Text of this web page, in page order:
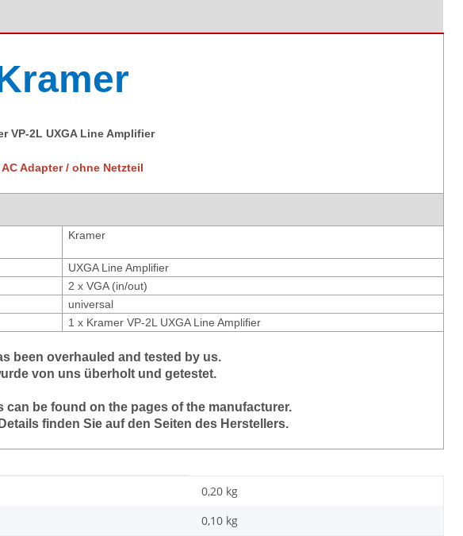
VP-2L UXGA Line Amplifier
Adapter / ohne Netzteil
Kramer
UXGA Line Amplifier
2 x VGA (in/out)
universal
1 x Kramer VP-2L UXGA Line Amplifier
been overhauled and tested by us.
von uns überholt und getestet.
can be found on the pages of the manufacturer.
finden Sie auf den Seiten des Herstellers.
0,20 kg
0,10 kg